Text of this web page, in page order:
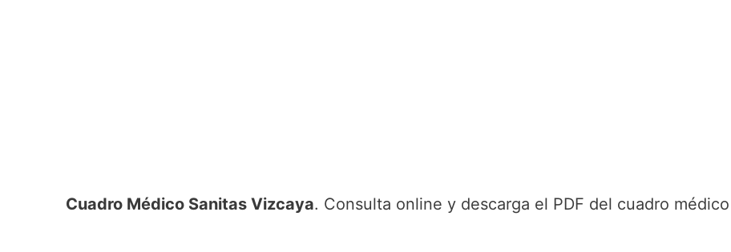
Cuadro Médico Sanitas Vizcaya. Consulta online y descarga el PDF del cuadro